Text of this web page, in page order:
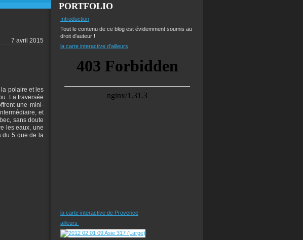
7 avril 2015
polaire et les
La traversée
une mini-
et
sans doute
les eaux, une
du 5 que de la
PORTFOLIO
Introduction
Tout le contenu de ce blog est évidemment soumis au
droit d'auteur !
la carte interactive d'ailleurs
la carte interactive de Provence
ailleurs